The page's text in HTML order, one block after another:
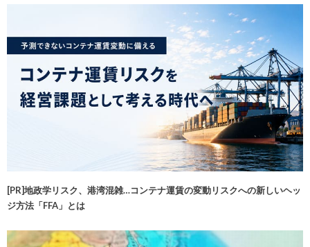
[PR]地政学リスク、港湾混雑…コンテナ運賃の変動リスクへの新しいヘッ
ジ方法「FFA」とは